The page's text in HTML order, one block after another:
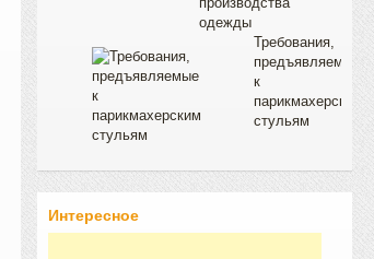
одежды
Требования,
предъявляемые
к
парикмахерским
стульям
Интересное